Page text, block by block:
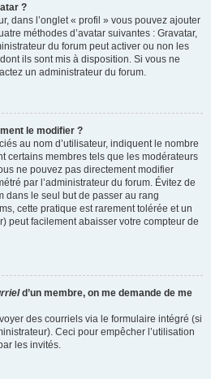
?
dans l’onglet « profil » vous pouvez ajouter
méthodes d’avatar suivantes : Gravatar,
du forum peut activer ou non les
ils sont mis à disposition. Si vous ne
un administrateur du forum.
le modifier ?
au nom d’utilisateur, indiquent le nombre
certains membres tels que les modérateurs
ne pouvez pas directement modifier
par l’administrateur du forum. Évitez de
dans le seul but de passer au rang
cette pratique est rarement tolérée et un
peut facilement abaisser votre compteur de
d’un membre, on me demande de me
des courriels via le formulaire intégré (si
Ceci pour empêcher l’utilisation
les invités.